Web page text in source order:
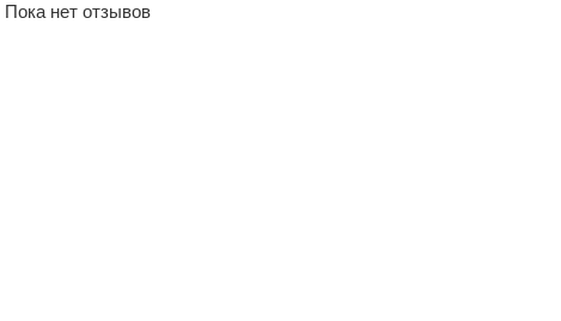
Пока нет отзывов